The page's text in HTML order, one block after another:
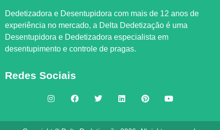
Dedetizadora e Desentupidora com mais de 12 anos de
experiência no mercado, a Delta Dedetização é uma
Desentupidora e Dedetizadora especialista em
desentupimento e controle de pragas.
Redes Sociais